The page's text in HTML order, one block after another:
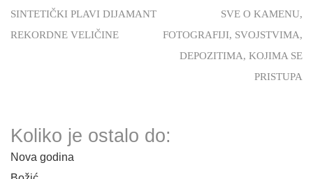
SINTETIČKI PLAVI DIJAMANT
REKORDNE VELIČINE
SVE O KAMENU,
FOTOGRAFIJI, SVOJSTVIMA,
DEPOZITIMA, KOJIMA SE
PRISTUPA
Koliko je ostalo do:
Nova godina